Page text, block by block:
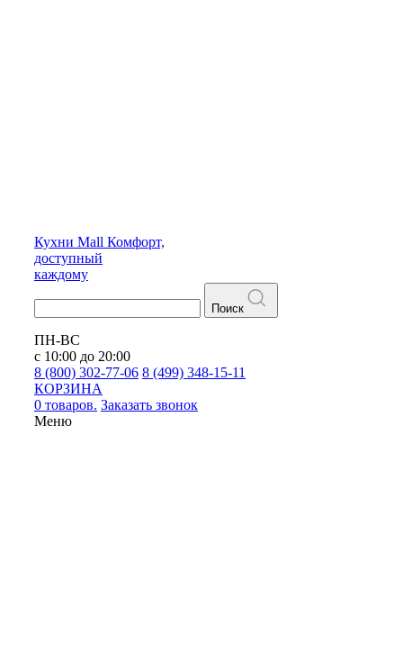
Кухни Mall Комфорт,
доступный
каждому
Поиск
ПН-ВС
с 10:00 до 20:00
8 (800) 302-77-06 8 (499) 348-15-11
КОРЗИНА
0 товаров. Заказать звонок
Меню